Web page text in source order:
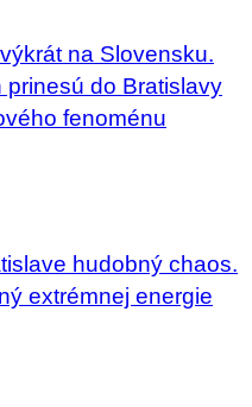
na Slovensku.
prinesú do Bratislavy
fenoménu
hudobný chaos.
extrémnej energie